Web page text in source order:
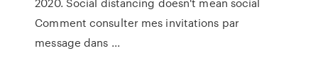
Comment consulter mes invitations par
message dans ...